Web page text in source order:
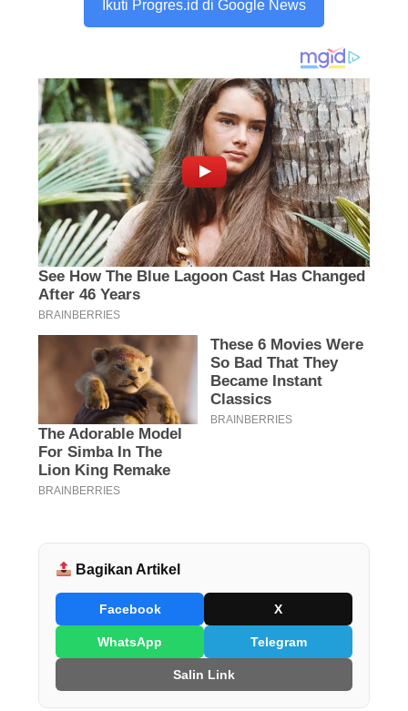
Ikuti Progres.id di Google News
Bagikan Artikel
Facebook X
WhatsApp Telegram
Salin Link